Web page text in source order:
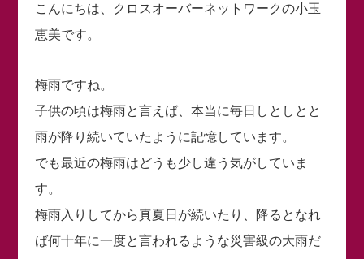
こんにちは、クロスオーバーネットワークの小玉
恵美です。
梅雨ですね。
子供の頃は梅雨と言えば、本当に毎日しとしとと
雨が降り続いていたように記憶しています。
でも最近の梅雨はどうも少し違う気がしていま
す。
梅雨入りしてから真夏日が続いたり、降るとなれ
ば何十年に一度と言われるような災害級の大雨だ